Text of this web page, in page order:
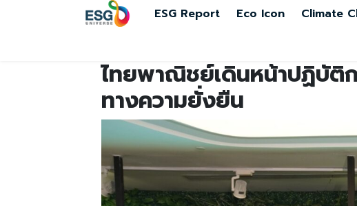
ESG Report Eco Icon Climate
ไทยพาณิชย์เดินหน้าปฏิบัติ
ทางความยั่งยืน